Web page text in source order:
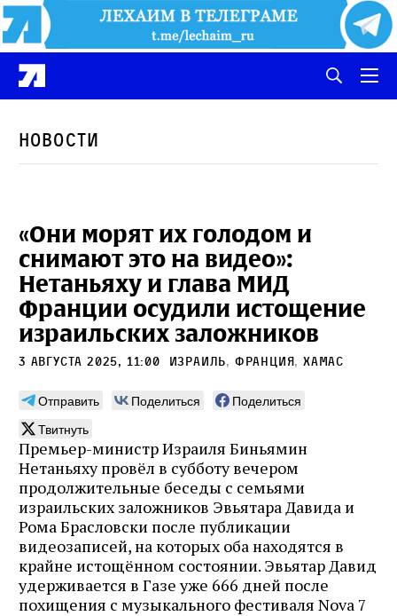
Новости
«Они морят их голодом и
снимают это на видео»:
Нетаньяху и глава МИД
Франции осудили истощение
израильских заложников
3 августа 2025, 11:00 Израиль, Франция,ХАМАС
Отправить Поделиться
Поделиться
Твитнуть
Премьер-министр Израиля Биньямин
Нетаньяху провёл в субботу вечером
продолжительные беседы с семьями
израильских заложников Эвьятара Давида и
Рома Брасловски после публикации
видеозаписей, на которых оба находятся в
крайне истощённом состоянии. Эвьятар Давид
удерживается в Газе уже 666 дней после
похищения с музыкального фестиваля Nova 7